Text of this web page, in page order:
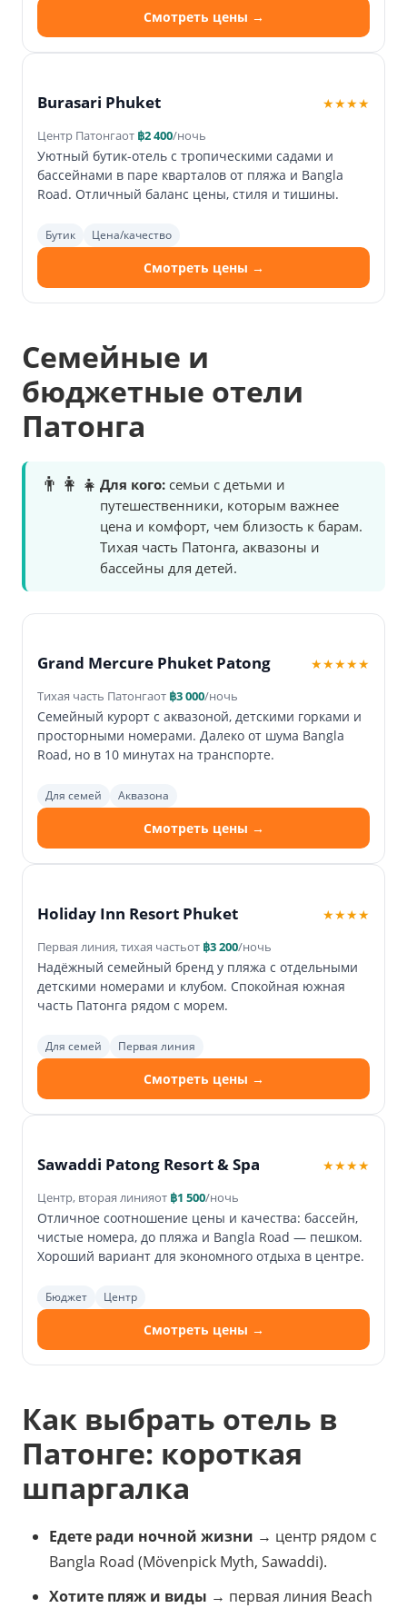
Смотреть цены →
Burasari Phuket ★★★★
Центр Патонгаот ฿2 400/ночь
Уютный бутик-отель с тропическими садами и
бассейнами в паре кварталов от пляжа и Bangla
Road. Отличный баланс цены, стиля и тишины.
Бутик Цена/качество
Смотреть цены →
Семейные и
бюджетные отели
Патонга
👨‍👩‍👧 Для кого: семьи с детьми и
путешественники, которым важнее
цена и комфорт, чем близость к барам.
Тихая часть Патонга, аквазоны и
бассейны для детей.
Grand Mercure Phuket Patong ★★★★★
Тихая часть Патонгаот ฿3 000/ночь
Семейный курорт с аквазоной, детскими горками и
просторными номерами. Далеко от шума Bangla
Road, но в 10 минутах на транспорте.
Для семей Аквазона
Смотреть цены →
Holiday Inn Resort Phuket ★★★★
Первая линия, тихая частьот ฿3 200/ночь
Надёжный семейный бренд у пляжа с отдельными
детскими номерами и клубом. Спокойная южная
часть Патонга рядом с морем.
Для семей Первая линия
Смотреть цены →
Sawaddi Patong Resort & Spa ★★★★
Центр, вторая линияот ฿1 500/ночь
Отличное соотношение цены и качества: бассейн,
чистые номера, до пляжа и Bangla Road — пешком.
Хороший вариант для экономного отдыха в центре.
Бюджет Центр
Смотреть цены →
Как выбрать отель в
Патонге: короткая
шпаргалка
Едете ради ночной жизни → центр рядом с
Bangla Road (Mövenpick Myth, Sawaddi).
Хотите пляж и виды → первая линия Beach